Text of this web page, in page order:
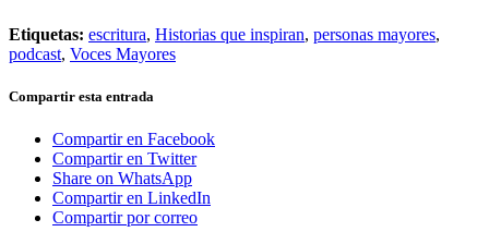
Etiquetas: escritura, Historias que inspiran, personas mayores,
podcast, Voces Mayores
Compartir esta entrada
Compartir en Facebook
Compartir en Twitter
Share on WhatsApp
Compartir en LinkedIn
Compartir por correo